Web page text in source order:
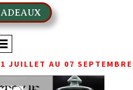
JUILLET AU 07 SEPTEMBRE